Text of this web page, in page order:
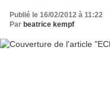
Publié le 16/02/2012 à 11:22
Par beatrice kempf